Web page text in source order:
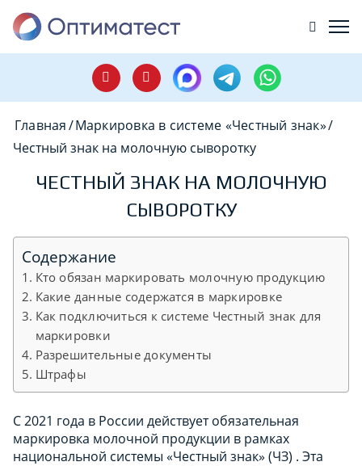
Главная/Маркировка в системе «Честный знак»/
Честный знак на молочную сыворотку
ЧЕСТНЫЙ ЗНАК НА МОЛОЧНУЮ
СЫВОРОТКУ
Содержание
Кто обязан маркировать молочную продукцию
Какие данные содержатся в маркировке
Как подключиться к системе Честный знак для
маркировки
Разрешительные документы
Штрафы
С 2021 года в России действует обязательная
маркировка молочной продукции в рамках
национальной системы «Честный знак» (ЧЗ) . Эта